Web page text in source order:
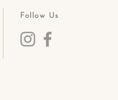
Follow Us